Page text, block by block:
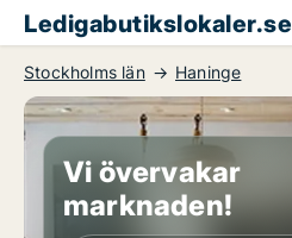
Ledigabutikslokaler.se
Stockholms län Haninge
Vi övervakar
marknaden!